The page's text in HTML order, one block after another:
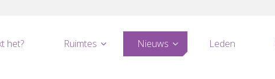
het? Ruimtes Nieuws Leden